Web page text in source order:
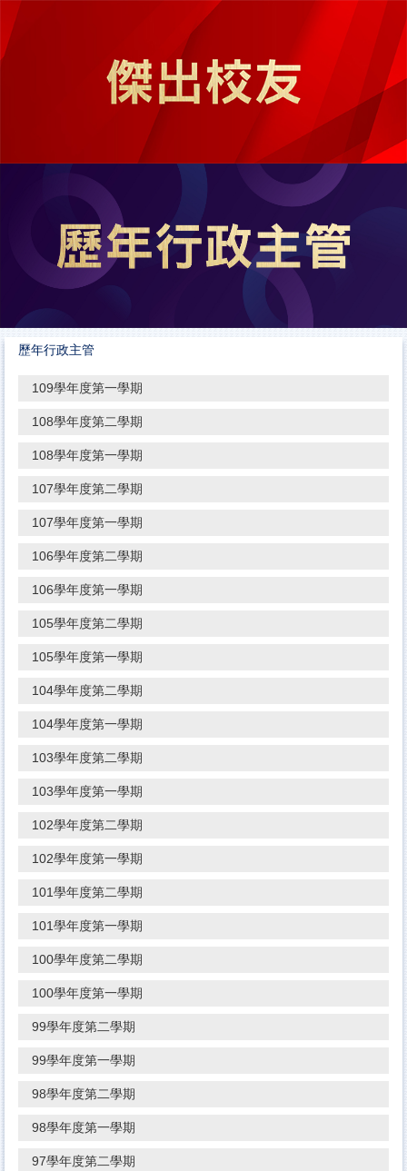
跳
到
歷年行政主管
109學年度第一學期
108學年度第二學期
108學年度第一學期
107學年度第二學期
107學年度第一學期
106學年度第二學期
106學年度第一學期
105學年度第二學期
105學年度第一學期
104學年度第二學期
104學年度第一學期
103學年度第二學期
103學年度第一學期
102學年度第二學期
102學年度第一學期
101學年度第二學期
101學年度第一學期
100學年度第二學期
100學年度第一學期
99學年度第二學期
99學年度第一學期
98學年度第二學期
98學年度第一學期
97學年度第二學期